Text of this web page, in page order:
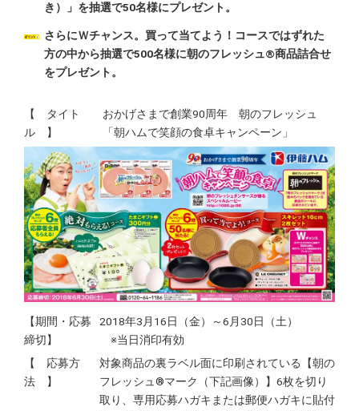
き）」を抽選で50名様にプレゼント。
さらにＷチャンス。買って当てよう！コースではずれた
方の中から抽選で500名様に朝のフレッシュ®商品詰合せ
をプレゼント。
【 タイト
ル 】
おかげさまで創業90周年 朝のフレッシュ
「朝ハムで笑顔の食卓キャンペーン」
【期間・応募
締切】
2018年3月16日（金）～6月30日（土）
※当日消印有効
【 応募方
法 】
対象商品の裏ラベル面に印刷されている【朝の
フレッシュ®マーク（下記画像）】6枚を切り
取り、専用応募ハガキまたは郵便ハガキに貼付